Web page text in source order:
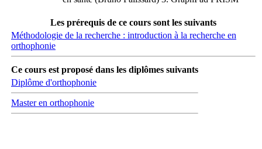
Les prérequis de ce cours sont les suivants
Méthodologie de la recherche : introduction à la recherche en
orthophonie
Ce cours est proposé dans les diplômes suivants
Diplôme d'orthophonie
Master en orthophonie